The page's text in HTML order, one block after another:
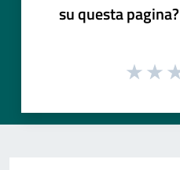
su questa pagina?